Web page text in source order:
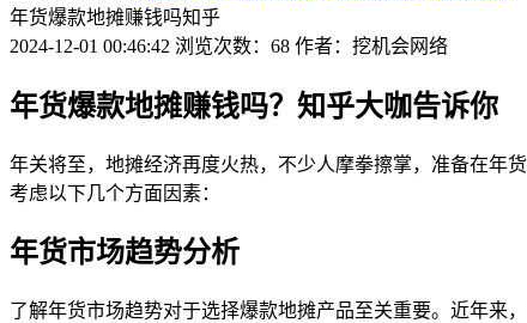
年货爆款地摊赚钱吗知乎
2024-12-01 00:46:42 浏览次数：68 作者：挖机会网络
年货爆款地摊赚钱吗？知乎大咖告诉你
年关将至，地摊经济再度火热，不少人摩拳擦掌，准备在年
考虑以下几个方面因素：
年货市场趋势分析
了解年货市场趋势对于选择爆款地摊产品至关重要。近年来